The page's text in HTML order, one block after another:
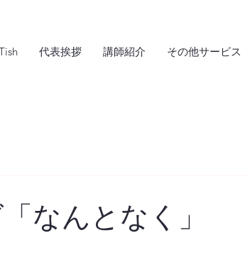
代表挨拶 講師紹介 その他サービス
なんとなく」